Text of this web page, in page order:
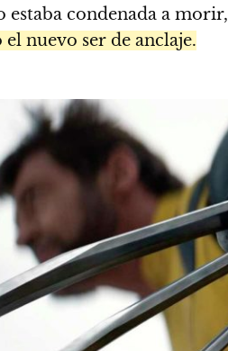
estaba condenada a morir,
nuevo ser de anclaje.